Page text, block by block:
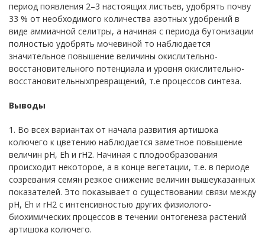
период появления 2–3 настоящих листьев, удобрять почву
33 % от необходимого количества азотных удобрений в
виде аммиачной селитры, а начиная с периода бутонизации
полностью удобрять мочевиной то наблюдается
значительное повышение величины окислительно-
восстановительного потенциала и уровня окислительно-
восстановительныхпревращений, т.е процессов синтеза.
Выводы
1. Во всех вариантах от начала развития артишока
колючего к цветению наблюдается заметное повышение
величин рН, Еh и rH2. Начиная с плодообразования
происходит некоторое, а в конце вегетации, т.е. в периоде
созревания семян резкое снижение величин вышеуказанных
показателей. Это показывает о существовании связи между
рН, Еh и rH2 с интенсивностью других физиолого-
биохимических процессов в течении онтогенеза растений
артишока колючего.